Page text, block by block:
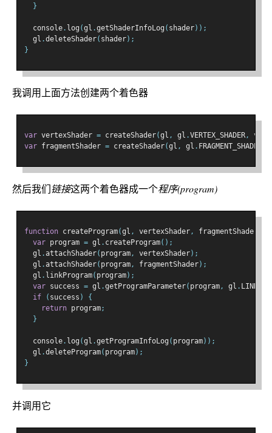
}
  console
. log (gl .getShaderInfoLog ( shader));
  gl
.deleteShader( shader);
}
我调用上面方法创建两个着色器
var vertexShader = createShader(gl , gl .VERTEX_SHADER,
var fragmentShader = createShader(gl , gl . FRAGMENT_SHADER
然后我们链接这两个着色器成一个程序(program)
function createProgram(gl , vertexShader, fragmentShader
var program = gl . createProgram();
  gl
.attachShader( program, vertexShader);
  gl
.attachShader( program, fragmentShader);
  gl
. linkProgram( program);
var success = gl .getProgramParameter( program, gl .
if
( success )
{
return program;
}
  console
. log (gl .getProgramInfoLog ( program));
  gl
.deleteProgram( program);
}
并调用它